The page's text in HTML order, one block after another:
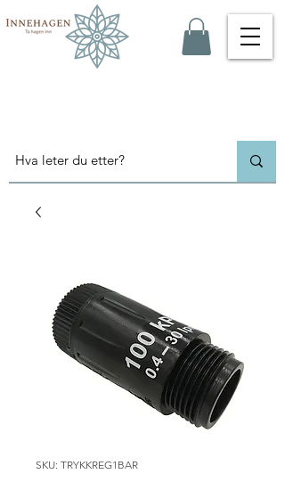
SKU: TRYKKREG1BAR